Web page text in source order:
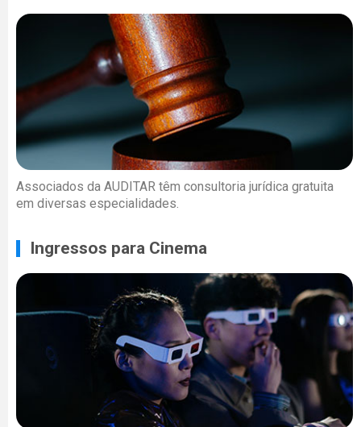
Associados da AUDITAR têm consultoria jurídica gratuita
em diversas especialidades.
Ingressos para Cinema